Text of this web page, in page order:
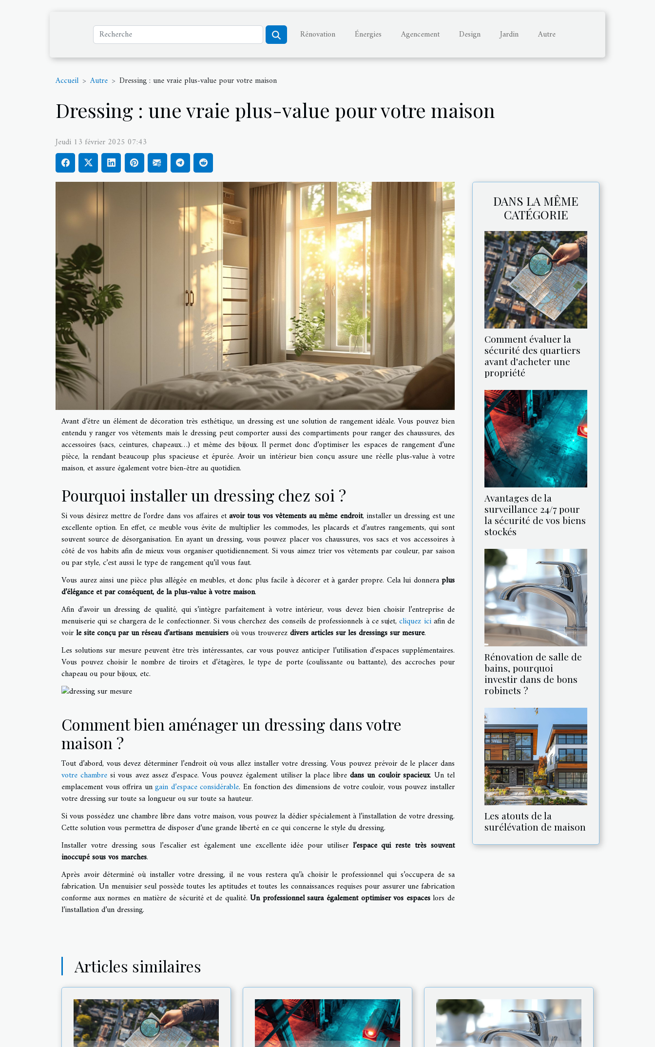
Rénovation Énergies Agencement Design Jardin Autre
Accueil Autre Dressing : une vraie plus-value pour votre maison
Dressing : une vraie plus-value pour votre maison
Jeudi 13 février 2025 07:43
Avant d’être un élément de décoration très esthétique, un dressing est une solution de rangement idéale. Vous pouvez bien
entendu y ranger vos vêtements mais le dressing peut comporter aussi des compartiments pour ranger des chaussures, des
accessoires (sacs, ceintures, chapeaux…) et même des bijoux. Il permet donc d’optimiser les espaces de rangement d’une
pièce, la rendant beaucoup plus spacieuse et épurée. Avoir un intérieur bien conçu assure une réelle plus-value à votre
maison, et assure également votre bien-être au quotidien.
Pourquoi installer un dressing chez soi ?
Si vous désirez mettre de l’ordre dans vos affaires etavoir tous vos vêtements au même endroit, installer un dressing est une
excellente option. En effet, ce meuble vous évite de multiplier les commodes, les placards et d’autres rangements, qui sont
souvent source de désorganisation. En ayant un dressing, vous pouvez placer vos chaussures, vos sacs et vos accessoires à
côté de vos habits afin de mieux vous organiser quotidiennement. Si vous aimez trier vos vêtements par couleur, par saison
ou par style, c’est aussi le type de rangement qu’il vous faut.
Vous aurez ainsi une pièce plus allégée en meubles, et donc plus facile à décorer et à garder propre. Cela lui donneraplus
d’élégance et par conséquent, de la plus-value à votre maison.
Afin d’avoir un dressing de qualité, qui s’intègre parfaitement à votre intérieur, vous devez bien choisir l’entreprise de
menuiserie qui se chargera de le confectionner. Si vous cherchez des conseils de professionnels à ce sujet,cliquez iciafin de
voirle site conçu par un réseau d’artisans menuisiersoù vous trouverezdivers articles sur les dressings sur mesure.
Les solutions sur mesure peuvent être très intéressantes, car vous pouvez anticiper l’utilisation d’espaces supplémentaires.
Vous pouvez choisir le nombre de tiroirs et d’étagères, le type de porte (coulissante ou battante), des accroches pour
chapeau ou pour bijoux, etc.
Comment bien aménager un dressing dans votre
maison ?
Tout d’abord, vous devez déterminer l’endroit où vous allez installer votre dressing. Vous pouvez prévoir de le placer dans
votre chambre si vous avez assez d’espace. Vous pouvez également utiliser la place libredans un couloir spacieux. Un tel
emplacement vous offrira ungain d’espace considérable. En fonction des dimensions de votre couloir, vous pouvez installer
votre dressing sur toute sa longueur ou sur toute sa hauteur.
Si vous possédez une chambre libre dans votre maison, vous pouvez la dédier spécialement à l’installation de votre dressing.
Cette solution vous permettra de disposer d’une grande liberté en ce qui concerne le style du dressing.
Installer votre dressing sous l’escalier est également une excellente idée pour utiliser l’espace qui reste très souvent
inoccupé sous vos marches.
Après avoir déterminé où installer votre dressing, il ne vous restera qu’à choisir le professionnel qui s’occupera de sa
fabrication. Un menuisier seul possède toutes les aptitudes et toutes les connaissances requises pour assurer une fabrication
conforme aux normes en matière de sécurité et de qualité.Un professionnel saura également optimiser vos espaceslors de
l’installation d’un dressing.
DANS LA MÊME
CATÉGORIE
Comment évaluer la
sécurité des quartiers
avant d'acheter une
propriété
Avantages de la
surveillance 24/7 pour
la sécurité de vos biens
stockés
Rénovation de salle de
bains, pourquoi
investir dans de bons
robinets ?
Les atouts de la
surélévation de maison
Articles similaires